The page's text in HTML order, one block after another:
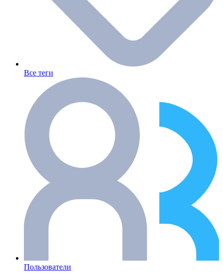
Все теги
Пользователи